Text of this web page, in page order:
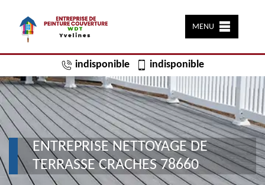
MENU
indisponible indisponible
ENTREPRISE NETTOYAGE DE
TERRASSE CRACHES 78660